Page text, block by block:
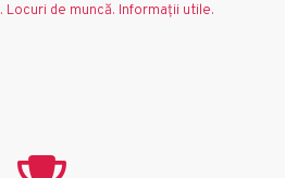
Locuri de muncă. Informații utile.